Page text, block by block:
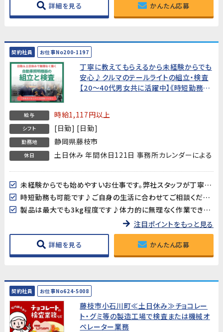
詳細を見る かんたん応募
契約社員 お仕事No200-1197
丁寧に教えてもらえるから未経験からでも
安心♪クルマのテールライトの組立・検査
【20～40代男女共に活躍中】《時短勤務も
給与 時給1,117円以上
シフト [日勤] [日勤]
勤務地 静岡県藤枝市
休日 土日休み 年間休日121日 事務所カレンダーによる
未経験からでも始めやすいお仕事です。弊社スタッフが丁寧にお教えします！
時短勤務も可能です♪ご自身の生活に合わせてご相談ください！
製品は最大でも3kg程度です♪体力的に無理なく作業できます
注目ポイントをもっと見る
詳細を見る かんたん応募
契約社員 お仕事No624-5008
藤枝市小石川町≪土日休み≫チョコレー
ト・グミ等の製造工場で検査または機械オ
ペレーター業務